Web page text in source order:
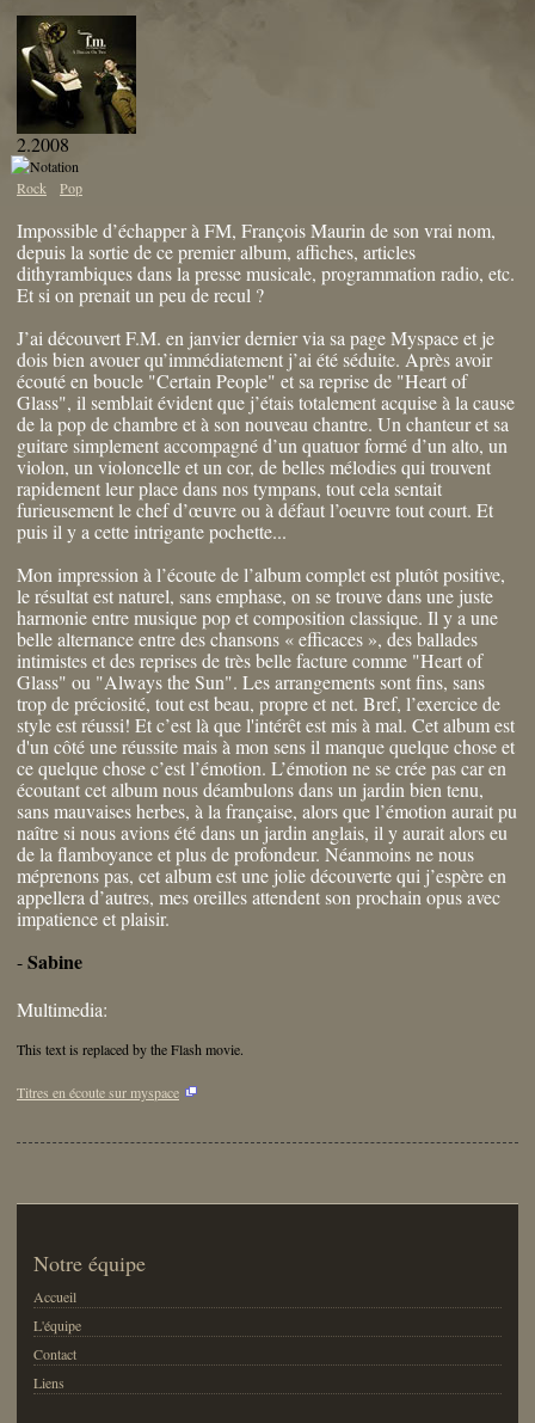
2.2008
Rock Pop
Impossible d’échapper à FM, François Maurin de son vrai nom,
depuis la sortie de ce premier album, affiches, articles
dithyrambiques dans la presse musicale, programmation radio, etc.
Et si on prenait un peu de recul ?
J’ai découvert F.M. en janvier dernier via sa page Myspace et je
dois bien avouer qu’immédiatement j’ai été séduite. Après avoir
écouté en boucle "Certain People" et sa reprise de "Heart of
Glass", il semblait évident que j’étais totalement acquise à la cause
de la pop de chambre et à son nouveau chantre. Un chanteur et sa
guitare simplement accompagné d’un quatuor formé d’un alto, un
violon, un violoncelle et un cor, de belles mélodies qui trouvent
rapidement leur place dans nos tympans, tout cela sentait
furieusement le chef d’œuvre ou à défaut l’oeuvre tout court. Et
puis il y a cette intrigante pochette...
Mon impression à l’écoute de l’album complet est plutôt positive,
le résultat est naturel, sans emphase, on se trouve dans une juste
harmonie entre musique pop et composition classique. Il y a une
belle alternance entre des chansons « efficaces », des ballades
intimistes et des reprises de très belle facture comme "Heart of
Glass" ou "Always the Sun". Les arrangements sont fins, sans
trop de préciosité, tout est beau, propre et net. Bref, l’exercice de
style est réussi! Et c’est là que l'intérêt est mis à mal. Cet album est
d'un côté une réussite mais à mon sens il manque quelque chose et
ce quelque chose c’est l’émotion. L’émotion ne se crée pas car en
écoutant cet album nous déambulons dans un jardin bien tenu,
sans mauvaises herbes, à la française, alors que l’émotion aurait pu
naître si nous avions été dans un jardin anglais, il y aurait alors eu
de la flamboyance et plus de profondeur. Néanmoins ne nous
méprenons pas, cet album est une jolie découverte qui j’espère en
appellera d’autres, mes oreilles attendent son prochain opus avec
impatience et plaisir.
-Sabine
Multimedia:
This text is replaced by the Flash movie.
Titres en écoute sur myspace
Notre équipe
Accueil
L'équipe
Contact
Liens